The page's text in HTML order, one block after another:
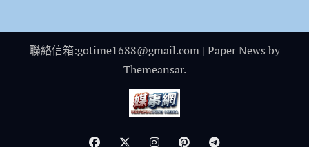
聯絡信箱:gotime1688@gmail.com | Paper News by
Themeansar.